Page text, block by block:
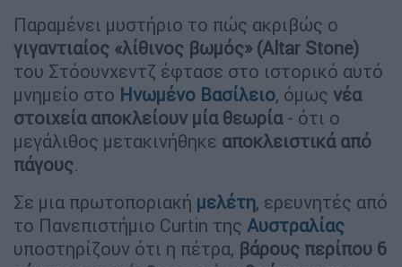
Παραμένει μυστήριο το πώς ακριβώς ο
γιγαντιαίος «λίθινος βωμός» (Altar Stone)
του Στόουνχεντζ έφτασε στο ιστορικό αυτό
μνημείο στο Ηνωμένο Βασίλειο, όμως νέα
στοιχεία αποκλείουν μία θεωρία- ότι ο
μεγάλιθος μετακινήθηκε αποκλειστικά από
πάγους.
Σε μια πρωτοποριακή μελέτη, ερευνητές από
το Πανεπιστήμιο Curtin της Αυστραλίας
υποστηρίζουν ότι η πέτρα, βάρους περίπου 6